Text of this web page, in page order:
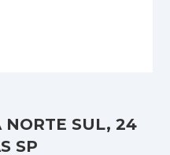
NORTE SUL, 24
SP